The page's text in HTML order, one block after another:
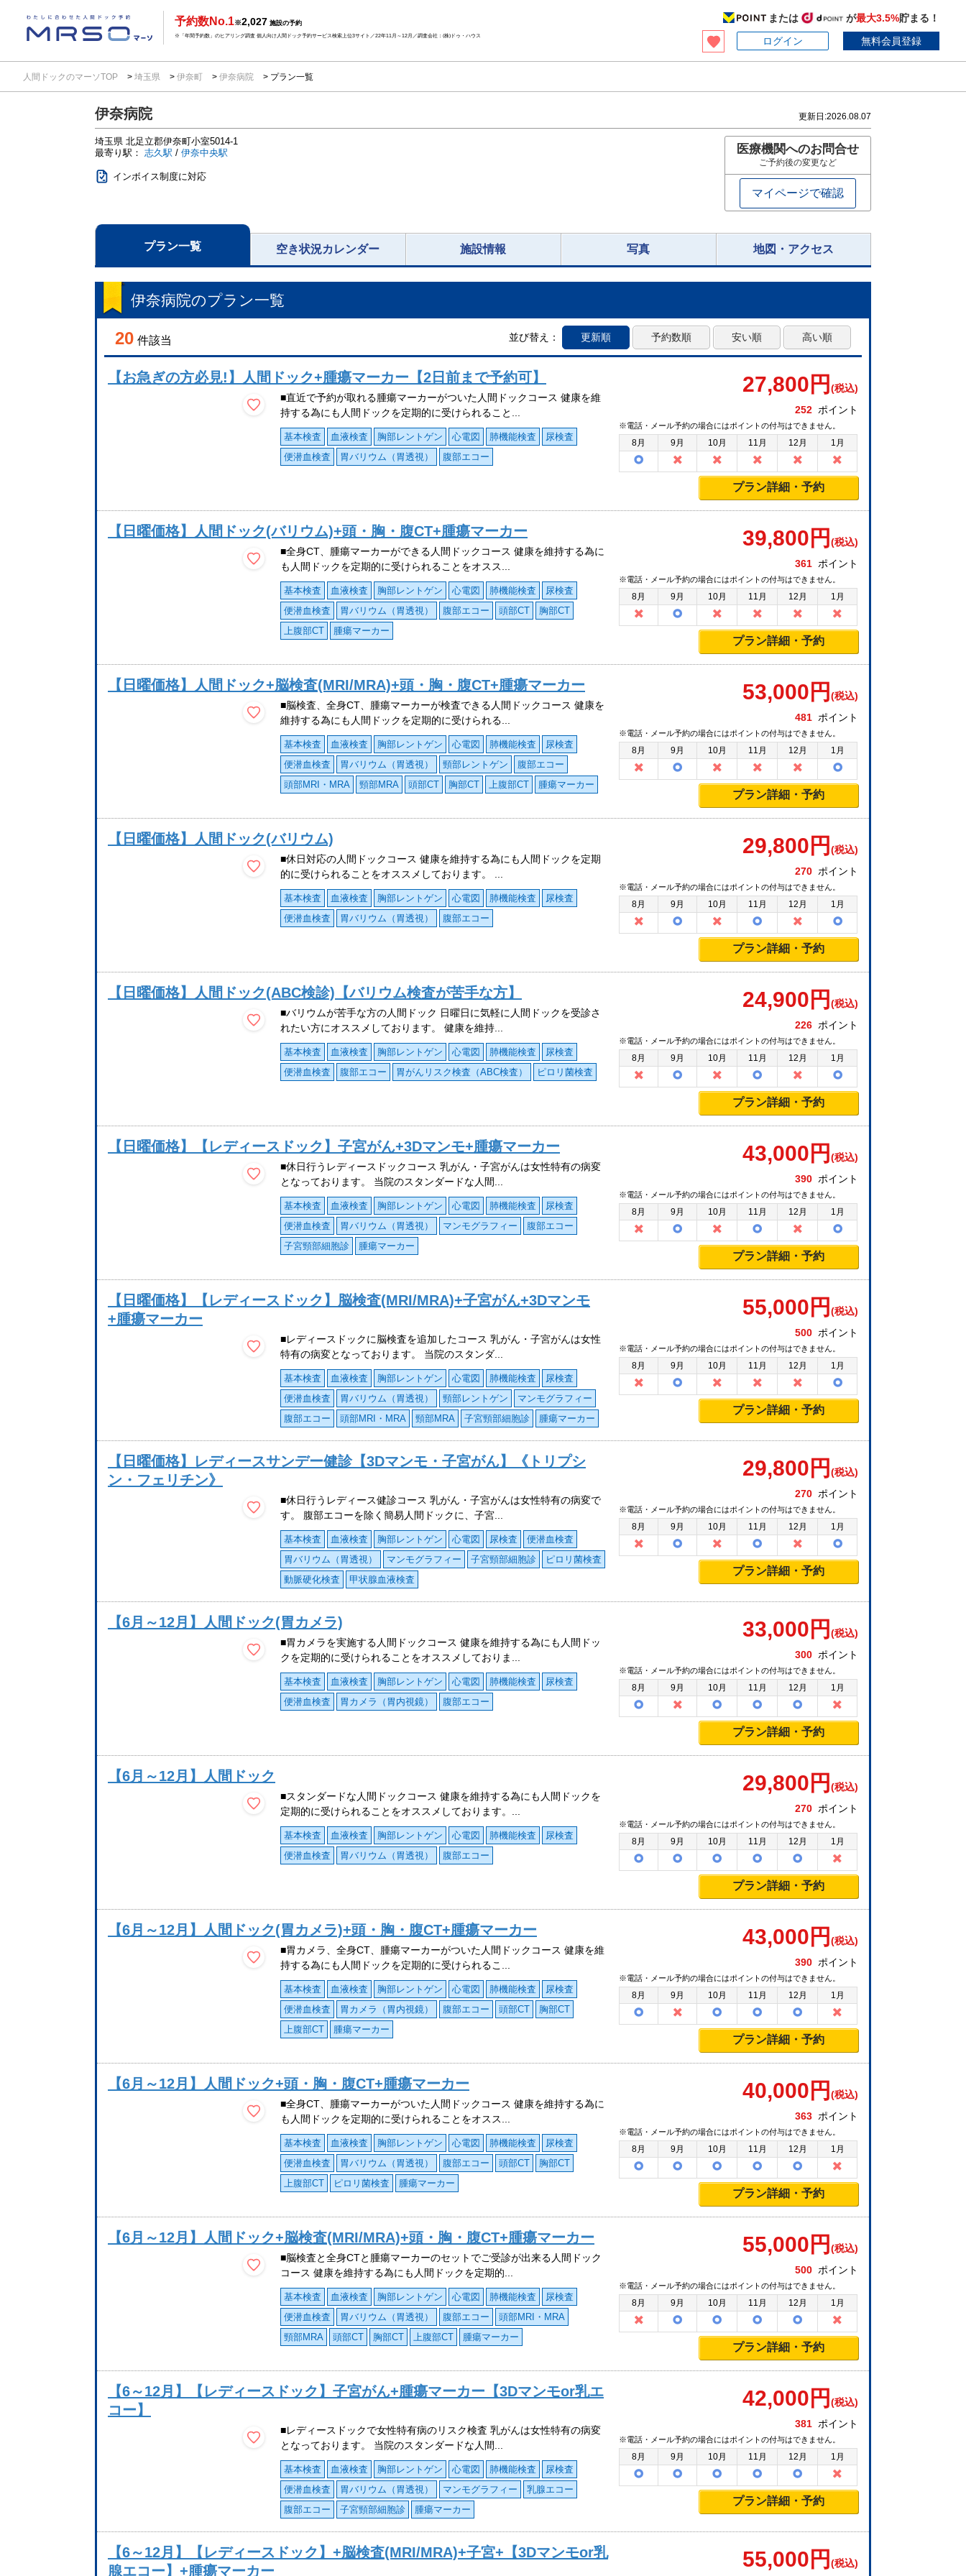
予約数No.1※2,027 施設の予約
※「年間予約数」のヒアリング調査 個人向け人間ドック予約サービス検索上位3サイト／22年11月～12月／調査会社：(株)ドゥ・ハウス
または が最大3.5%貯まる！
ログイン
無料会員登録
人間ドックのマーソTOP 埼玉県 伊奈町 伊奈病院 プラン一覧
伊奈病院 更新日:2026.08.07
埼玉県 北足立郡伊奈町小室5014-1
最寄り駅： 志久駅 / 伊奈中央駅
インボイス制度に対応
医療機関へのお問合せ
ご予約後の変更など
マイページで確認
プラン一覧 空き状況カレンダー 施設情報 写真 地図・アクセス
伊奈病院のプラン一覧
20 件該当 並び替え： 更新順 予約数順 安い順 高い順
【お急ぎの方必見!】人間ドック+腫瘍マーカー【2日前まで予約可】
■直近で予約が取れる腫瘍マーカーがついた人間ドックコース 健康を維
持する為にも人間ドックを定期的に受けられること...
基本検査 血液検査 胸部レントゲン 心電図 肺機能検査
尿検査
便潜血検査
胃バリウム（胃透視） 腹部エコー
27,800 円 (税込)
252 ポイント
※電話・メール予約の場合にはポイントの付与はできません。
8月 9月 10月 11月 12月 1月
プラン詳細・予約
【日曜価格】人間ドック(バリウム)+頭・胸・腹CT+腫瘍マーカー
■全身CT、腫瘍マーカーができる人間ドックコース 健康を維持する為に
も人間ドックを定期的に受けられることをオスス...
基本検査 血液検査 胸部レントゲン 心電図 肺機能検査
尿検査
便潜血検査
胃バリウム（胃透視） 腹部エコー 頭部CT
胸部CT
上腹部CT
腫瘍マーカー
39,800 円 (税込)
361 ポイント
※電話・メール予約の場合にはポイントの付与はできません。
8月 9月 10月 11月 12月 1月
プラン詳細・予約
【日曜価格】人間ドック+脳検査(MRI/MRA)+頭・胸・腹CT+腫瘍マーカー
■脳検査、全身CT、腫瘍マーカーが検査できる人間ドックコース 健康を
維持する為にも人間ドックを定期的に受けられる...
基本検査 血液検査 胸部レントゲン 心電図 肺機能検査
尿検査
便潜血検査
胃バリウム（胃透視） 頸部レントゲン
腹部エコー
頭部MRI・MRA
頸部MRA 頭部CT 胸部CT 上腹部CT 腫瘍マーカー
53,000 円 (税込)
481 ポイント
※電話・メール予約の場合にはポイントの付与はできません。
8月 9月 10月 11月 12月 1月
プラン詳細・予約
【日曜価格】人間ドック(バリウム)
■休日対応の人間ドックコース 健康を維持する為にも人間ドックを定期
的に受けられることをオススメしております。 ...
基本検査 血液検査 胸部レントゲン 心電図 肺機能検査
尿検査
便潜血検査
胃バリウム（胃透視） 腹部エコー
29,800 円 (税込)
270 ポイント
※電話・メール予約の場合にはポイントの付与はできません。
8月 9月 10月 11月 12月 1月
プラン詳細・予約
【日曜価格】人間ドック(ABC検診)【バリウム検査が苦手な方】
■バリウムが苦手な方の人間ドック 日曜日に気軽に人間ドックを受診さ
れたい方にオススメしております。 健康を維持...
基本検査 血液検査 胸部レントゲン 心電図 肺機能検査
尿検査
便潜血検査
腹部エコー 胃がんリスク検査（ABC検査） ピロリ菌検査
24,900 円 (税込)
226 ポイント
※電話・メール予約の場合にはポイントの付与はできません。
8月 9月 10月 11月 12月 1月
プラン詳細・予約
【日曜価格】【レディースドック】子宮がん+3Dマンモ+腫瘍マーカー
■休日行うレディースドックコース 乳がん・子宮がんは女性特有の病変
となっております。 当院のスタンダードな人間...
基本検査 血液検査 胸部レントゲン 心電図 肺機能検査
尿検査
便潜血検査
胃バリウム（胃透視） マンモグラフィー
腹部エコー
子宮頸部細胞診
腫瘍マーカー
43,000 円 (税込)
390 ポイント
※電話・メール予約の場合にはポイントの付与はできません。
8月 9月 10月 11月 12月 1月
プラン詳細・予約
【日曜価格】【レディースドック】脳検査(MRI/MRA)+子宮がん+3Dマンモ
+腫瘍マーカー
■レディースドックに脳検査を追加したコース 乳がん・子宮がんは女性
特有の病変となっております。 当院のスタンダ...
基本検査 血液検査 胸部レントゲン 心電図 肺機能検査
尿検査
便潜血検査
胃バリウム（胃透視） 頸部レントゲン
マンモグラフィー
腹部エコー
頭部MRI・MRA 頸部MRA 子宮頸部細胞診 腫瘍マーカー
55,000 円 (税込)
500 ポイント
※電話・メール予約の場合にはポイントの付与はできません。
8月 9月 10月 11月 12月 1月
プラン詳細・予約
【日曜価格】レディースサンデー健診【3Dマンモ・子宮がん】《トリプシ
ン・フェリチン》
■休日行うレディース健診コース 乳がん・子宮がんは女性特有の病変で
す。 腹部エコーを除く簡易人間ドックに、子宮...
基本検査 血液検査 胸部レントゲン 心電図 尿検査
便潜血検査
胃バリウム（胃透視）
マンモグラフィー 子宮頸部細胞診
ピロリ菌検査
動脈硬化検査
甲状腺血液検査
29,800 円 (税込)
270 ポイント
※電話・メール予約の場合にはポイントの付与はできません。
8月 9月 10月 11月 12月 1月
プラン詳細・予約
【6月～12月】人間ドック(胃カメラ)
■胃カメラを実施する人間ドックコース 健康を維持する為にも人間ドッ
クを定期的に受けられることをオススメしておりま...
基本検査 血液検査 胸部レントゲン 心電図 肺機能検査
尿検査
便潜血検査
胃カメラ（胃内視鏡） 腹部エコー
33,000 円 (税込)
300 ポイント
※電話・メール予約の場合にはポイントの付与はできません。
8月 9月 10月 11月 12月 1月
プラン詳細・予約
【6月～12月】人間ドック
■スタンダードな人間ドックコース 健康を維持する為にも人間ドックを
定期的に受けられることをオススメしております。...
基本検査 血液検査 胸部レントゲン 心電図 肺機能検査
尿検査
便潜血検査
胃バリウム（胃透視） 腹部エコー
29,800 円 (税込)
270 ポイント
※電話・メール予約の場合にはポイントの付与はできません。
8月 9月 10月 11月 12月 1月
プラン詳細・予約
【6月～12月】人間ドック(胃カメラ)+頭・胸・腹CT+腫瘍マーカー
■胃カメラ、全身CT、腫瘍マーカーがついた人間ドックコース 健康を維
持する為にも人間ドックを定期的に受けられるこ...
基本検査 血液検査 胸部レントゲン 心電図 肺機能検査
尿検査
便潜血検査
胃カメラ（胃内視鏡） 腹部エコー 頭部CT
胸部CT
上腹部CT
腫瘍マーカー
43,000 円 (税込)
390 ポイント
※電話・メール予約の場合にはポイントの付与はできません。
8月 9月 10月 11月 12月 1月
プラン詳細・予約
【6月～12月】人間ドック+頭・胸・腹CT+腫瘍マーカー
■全身CT、腫瘍マーカーがついた人間ドックコース 健康を維持する為に
も人間ドックを定期的に受けられることをオスス...
基本検査 血液検査 胸部レントゲン 心電図 肺機能検査
尿検査
便潜血検査
胃バリウム（胃透視） 腹部エコー 頭部CT
胸部CT
上腹部CT
ピロリ菌検査 腫瘍マーカー
40,000 円 (税込)
363 ポイント
※電話・メール予約の場合にはポイントの付与はできません。
8月 9月 10月 11月 12月 1月
プラン詳細・予約
【6月～12月】人間ドック+脳検査(MRI/MRA)+頭・胸・腹CT+腫瘍マーカー
■脳検査と全身CTと腫瘍マーカーのセットでご受診が出来る人間ドック
コース 健康を維持する為にも人間ドックを定期的...
基本検査 血液検査 胸部レントゲン 心電図 肺機能検査
尿検査
便潜血検査
胃バリウム（胃透視） 腹部エコー
頭部MRI・MRA
頸部MRA
頭部CT 胸部CT 上腹部CT 腫瘍マーカー
55,000 円 (税込)
500 ポイント
※電話・メール予約の場合にはポイントの付与はできません。
8月 9月 10月 11月 12月 1月
プラン詳細・予約
【6～12月】【レディースドック】子宮がん+腫瘍マーカー【3Dマンモor乳エ
コー】
■レディースドックで女性特有病のリスク検査 乳がんは女性特有の病変
となっております。 当院のスタンダードな人間...
基本検査 血液検査 胸部レントゲン 心電図 肺機能検査
尿検査
便潜血検査
胃バリウム（胃透視） マンモグラフィー
乳腺エコー
腹部エコー
子宮頸部細胞診 腫瘍マーカー
42,000 円 (税込)
381 ポイント
※電話・メール予約の場合にはポイントの付与はできません。
8月 9月 10月 11月 12月 1月
プラン詳細・予約
【6～12月】【レディースドック】+脳検査(MRI/MRA)+子宮+【3Dマンモor乳
腺エコー】+腫瘍マーカー
55,000 円 (税込)